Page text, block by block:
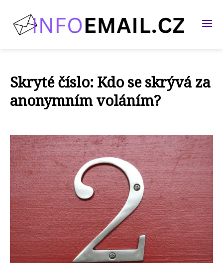
Skryté číslo: Kdo se skrývá za
anonymním voláním?